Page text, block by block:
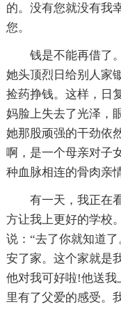
的。没有您就没有我
您。
钱是不能再借了
她头顶烈日给别人家
捡药挣钱。这样，日
妈脸上失去了光泽，
她那股顽强的干劲依
啊，是一个母亲对子
种血脉相连的骨肉亲
有一天，我正在
方让我上更好的学校
说：“去了你就知道
安了家。这个家就是
他对我可好啦!他送我
里有了父爱的感受。